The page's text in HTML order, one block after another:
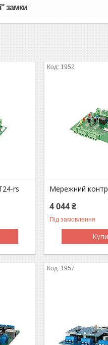
замки
rs
1952
Мережний
4 044 ₴
Під замовлення
1957